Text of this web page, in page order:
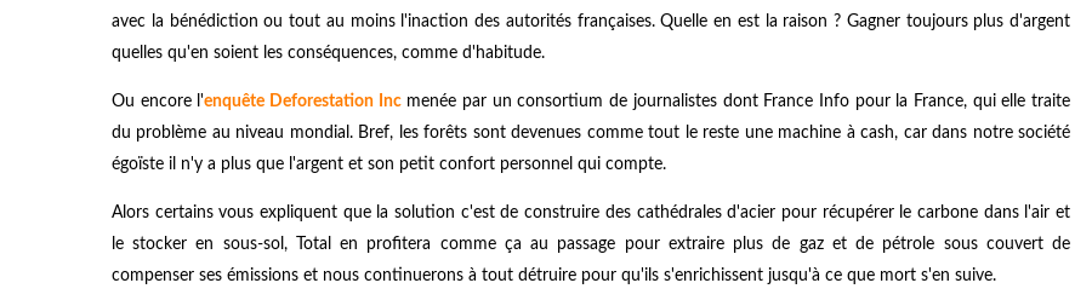
avec la bénédiction ou tout au moins l'inaction des autorités françaises. Quelle en est la raison ? Gagner toujours plus d'argent
quelles qu'en soient les conséquences, comme d'habitude.
Ou encore l'enquête Deforestation Incmenée par un consortium de journalistes dont France Info pour la France, qui elle traite
du problème au niveau mondial. Bref, les forêts sont devenues comme tout le reste une machine à cash, car dans notre société
égoïste il n'y a plus que l'argent et son petit confort personnel qui compte.
Alors certains vous expliquent que la solution c'est de construire des cathédrales d'acier pour récupérer le carbone dans l'air et
le stocker en sous-sol, Total en profitera comme ça au passage pour extraire plus de gaz et de pétrole sous couvert de
compenser ses émissions et nous continuerons à tout détruire pour qu'ils s'enrichissent jusqu'à ce que mort s'en suive.